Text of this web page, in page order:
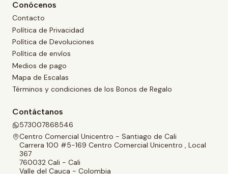
Conócenos
Contacto
Política de Privacidad
Política de Devoluciones
Política de envíos
Medios de pago
Mapa de Escalas
Términos y condiciones de los Bonos de Regalo
Contáctanos
573007868546
Centro Comercial Unicentro - Santiago de Cali
Carrera 100 #5-169 Centro Comercial Unicentro , Local
367
760032 Cali - Cali
Valle del Cauca - Colombia